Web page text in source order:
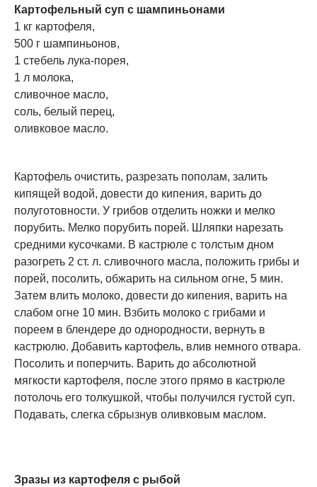
Картофельный суп с шампиньонами
1 кг картофеля,
500 г шампиньонов,
1 стебель лука-порея,
1 л молока,
сливочное масло,
соль, белый перец,
оливковое масло.
Картофель очистить, разрезать пополам, залить
кипящей водой, довести до кипения, варить до
полуготовности. У грибов отделить ножки и мелко
порубить. Мелко порубить порей. Шляпки нарезать
средними кусочками. В кастрюле с толстым дном
разогреть 2 ст. л. сливочного масла, положить грибы и
порей, посолить, обжарить на сильном огне, 5 мин.
Затем влить молоко, довести до кипения, варить на
слабом огне 10 мин. Взбить молоко с грибами и
пореем в блендере до однородности, вернуть в
кастрюлю. Добавить картофель, влив немного отвара.
Посолить и поперчить. Варить до абсолютной
мягкости картофеля, после этого прямо в кастрюле
потолочь его толкушкой, чтобы получился густой суп.
Подавать, слегка сбрызнув оливковым маслом.
Зразы из картофеля с рыбой